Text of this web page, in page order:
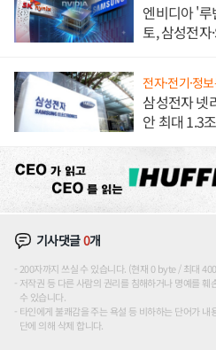
엔비디아 '
토, 삼성전
전자·전기·정
삼성전자 넷
안 최대 1.3
기사댓글0개
200자까지 쓰실 수 있습니다. (현재 0 byte / 최대
저작권 등 다른 사람의 권리를 침해하거나 명예를
수 있습니다.
타인에게 불쾌감을 주는 욕설 등 비하하는 단어가
단에 의해 삭제 합니다.